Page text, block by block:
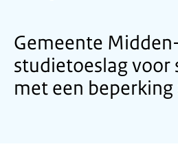
Gemeente
studietoeslag voor
met een